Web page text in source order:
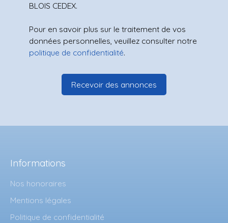
BLOIS CEDEX.
Pour en savoir plus sur le traitement de vos
données personnelles, veuillez consulter notre
politique de confidentialité.
Recevoir des annonces
Informations
Nos honoraires
Mentions légales
Politique de confidentialité